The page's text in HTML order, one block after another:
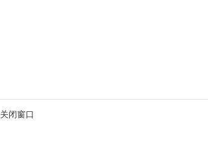
关闭窗口